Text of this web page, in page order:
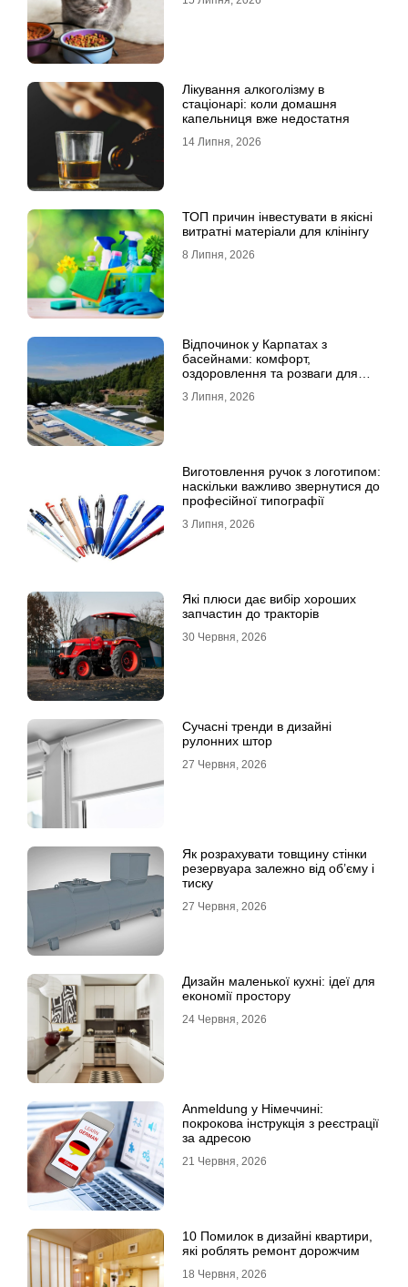
Лікування алкоголізму в
стаціонарі: коли домашня
капельниця вже недостатня
14 Липня, 2026
ТОП причин інвестувати в якісні
витратні матеріали для клінінгу
8 Липня, 2026
Відпочинок у Карпатах з
басейнами: комфорт,
оздоровлення та розваги для
3 Липня, 2026
Виготовлення ручок з логотипом:
наскільки важливо звернутися до
професійної типографії
3 Липня, 2026
Які плюси дає вибір хороших
запчастин до тракторів
30 Червня, 2026
Сучасні тренди в дизайні
рулонних штор
27 Червня, 2026
Як розрахувати товщину стінки
резервуара залежно від об’єму і
тиску
27 Червня, 2026
Дизайн маленької кухні: ідеї для
економії простору
24 Червня, 2026
Anmeldung у Німеччині:
покрокова інструкція з реєстрації
за адресою
21 Червня, 2026
10 Помилок в дизайні квартири,
які роблять ремонт дорожчим
18 Червня, 2026